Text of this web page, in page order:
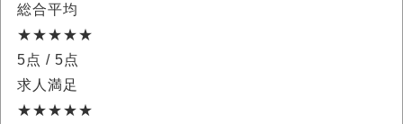
総合平均
★★★★★
5点 / 5点
求人満足
★★★★★